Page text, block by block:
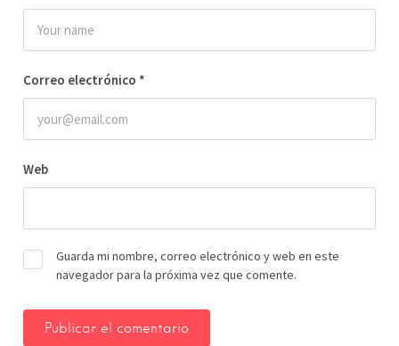
Correo electrónico *
Web
Guarda mi nombre, correo electrónico y web en este
navegador para la próxima vez que comente.